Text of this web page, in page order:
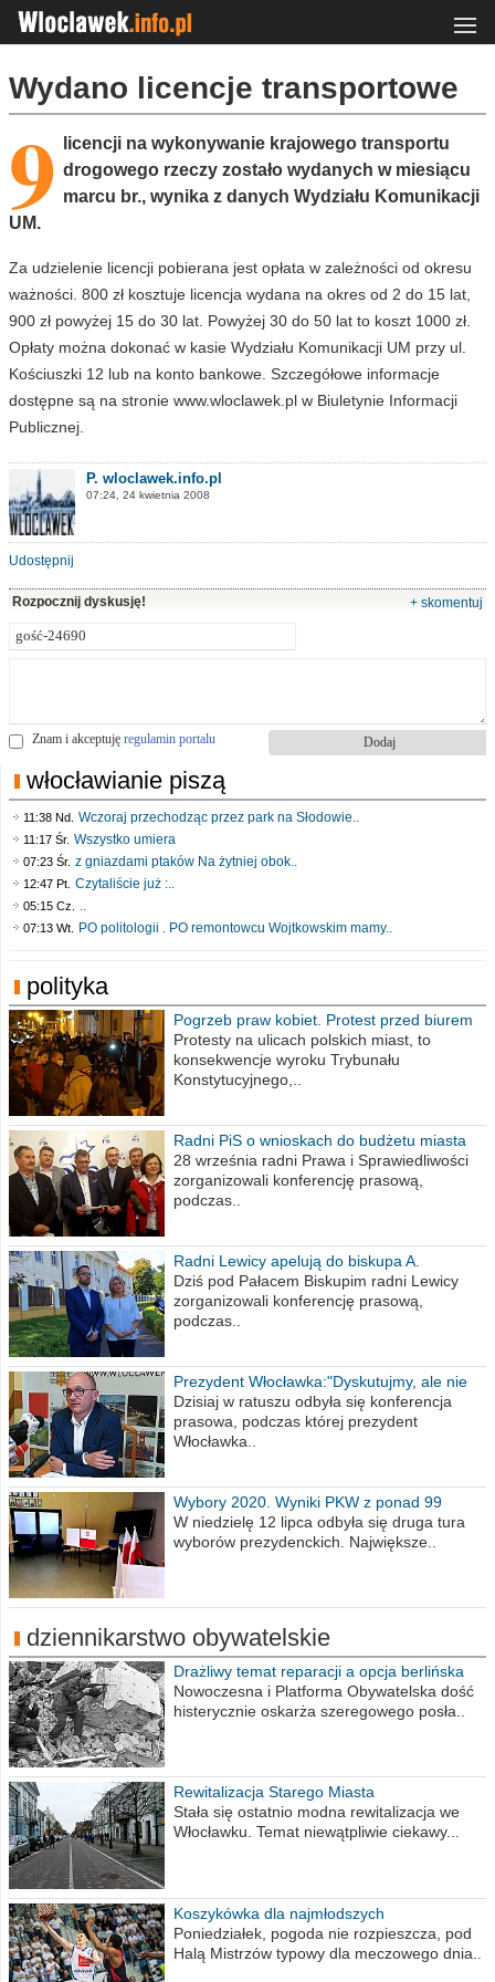
Wydano licencje transportowe
9
licencji na wykonywanie krajowego transportu
drogowego rzeczy zostało wydanych w miesiącu
marcu br., wynika z danych Wydziału Komunikacji
UM.
Za udzielenie licencji pobierana jest opłata w zależności od okresu
ważności. 800 zł kosztuje licencja wydana na okres od 2 do 15 lat,
900 zł powyżej 15 do 30 lat. Powyżej 30 do 50 lat to koszt 1000 zł.
Opłaty można dokonać w kasie Wydziału Komunikacji UM przy ul.
Kościuszki 12 lub na konto bankowe. Szczegółowe informacje
dostępne są na stronie www.wloclawek.pl w Biuletynie Informacji
Publicznej.
P. wloclawek.info.pl
07:24, 24 kwietnia 2008
Udostępnij
Rozpocznij dyskusję! + skomentuj
Znam i akceptuję regulamin portalu
włocławianie piszą
11:38 Nd. Wczoraj przechodząc przez park na Słodowie..
11:17 Śr. Wszystko umiera
07:23 Śr. z gniazdami ptaków Na żytniej obok..
12:47 Pt. Czytaliście już :..
05:15 Cz. ..
07:13 Wt. PO politologii . PO remontowcu Wojtkowskim mamy..
polityka
Pogrzeb praw kobiet. Protest przed biurem
poselskim PiS
Protesty na ulicach polskich miast, to
konsekwencje wyroku Trybunału
Konstytucyjnego,..
Radni PiS o wnioskach do budżetu miasta
na 2021 rok
28 września radni Prawa i Sprawiedliwości
zorganizowali konferencję prasową,
podczas..
Radni Lewicy apelują do biskupa A.
Wiesława Meringa
Dziś pod Pałacem Biskupim radni Lewicy
zorganizowali konferencję prasową,
podczas..
Prezydent Włocławka:"Dyskutujmy, ale nie
obrażajmy się”
Dzisiaj w ratuszu odbyła się konferencja
prasowa, podczas której prezydent
Włocławka..
Wybory 2020. Wyniki PKW z ponad 99
procent obwodów
W niedzielę 12 lipca odbyła się druga tura
wyborów prezydenckich. Największe..
dziennikarstwo obywatelskie
Drażliwy temat reparacji a opcja berlińska
Nowoczesna i Platforma Obywatelska dość
histerycznie oskarża szeregowego posła..
Rewitalizacja Starego Miasta
Stała się ostatnio modna rewitalizacja we
Włocławku. Temat niewątpliwie ciekawy...
Koszykówka dla najmłodszych
Poniedziałek, pogoda nie rozpieszcza, pod
Halą Mistrzów typowy dla meczowego dnia..